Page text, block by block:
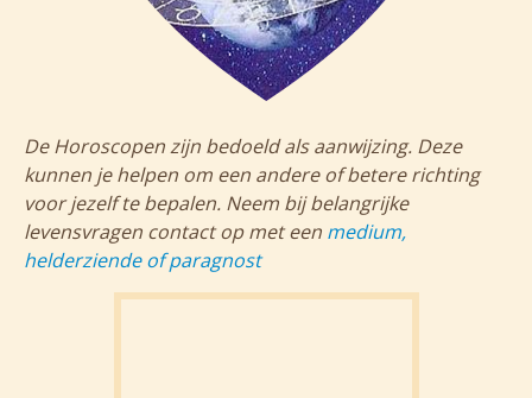
De Horoscopen zijn bedoeld als aanwijzing. Deze
kunnen je helpen om een andere of betere richting
voor jezelf te bepalen. Neem bij belangrijke
levensvragen contact op met een medium,
helderziende of paragnost